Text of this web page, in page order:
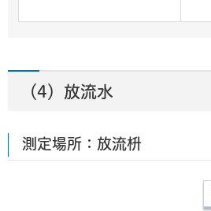
（4）放流水
測定場所：放流枡